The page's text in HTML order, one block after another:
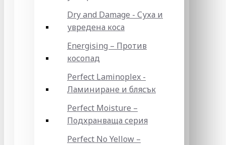
Dry and Damage - Суха и
увредена коса
Energising – Против
косопад
Perfect Laminoplex -
Ламиниране и блясък
Perfect Moisture –
Подхранваща серия
Perfect No Yellow –